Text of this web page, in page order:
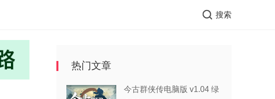
搜索
热门文章
今古群侠传电脑版 v1.04 绿